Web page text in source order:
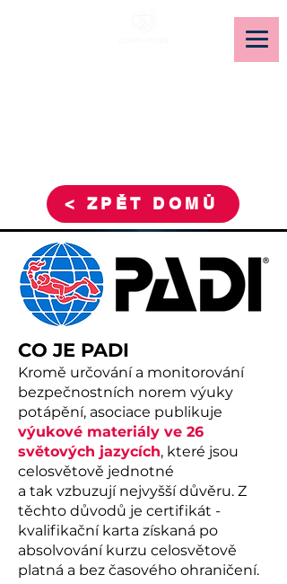
< ZPĚT DOMŮ
CO JE PADI
Kromě určování a monitorování
bezpečnostních norem výuky
potápění, asociace publikuje
výukové materiály ve 26
světových jazycích, které jsou
celosvětově jednotné
a tak vzbuzují nejvyšší důvěru. Z
těchto důvodů je certifikát -
kvalifikační karta získaná po
absolvování kurzu celosvětově
platná a bez časového ohraničení.